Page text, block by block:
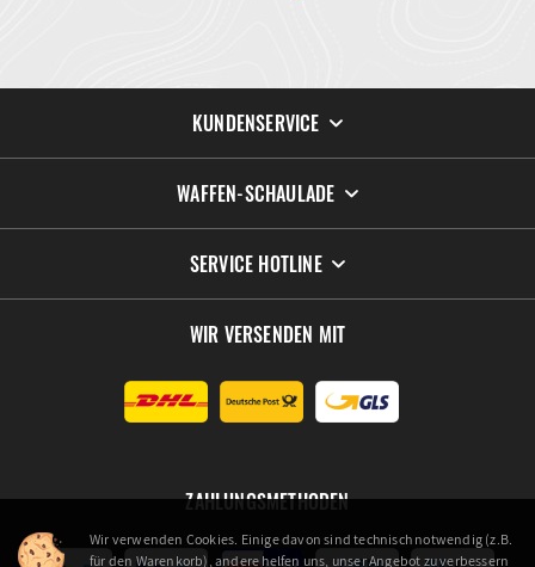
KUNDENSERVICE
WAFFEN-SCHAULADE
SERVICE HOTLINE
WIR VERSENDEN MIT
ZAHLUNGSMETHODEN
Wir verwenden Cookies. Einige davon sind technisch notwendig (z.B.
für den Warenkorb), andere helfen uns, unser Angebot zu verbessern